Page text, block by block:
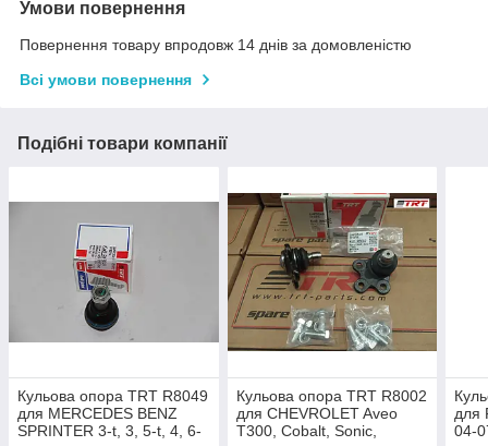
Умови повернення
Повернення товару впродовж 14 днів за домовленістю
Всі умови повернення
Подібні товари компанії
Кульова опора TRT R8049
для MERCEDES BENZ
SPRINTER 3-t, 3, 5-t, 4, 6-
Кульова опора TRT R8002
для CHEVROLET Aveo
T300, Cobalt, Sonic,
для
04-